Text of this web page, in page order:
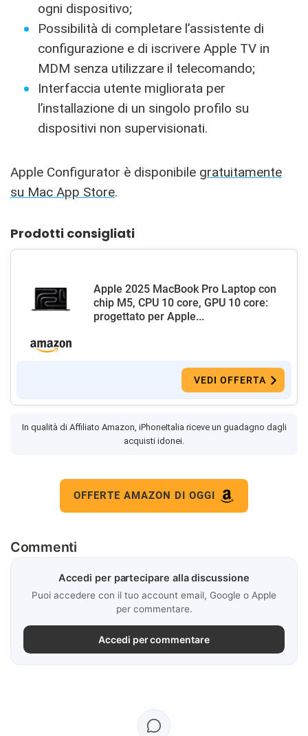
ogni dispositivo;
Possibilità di completare l’assistente di
configurazione e di iscrivere Apple TV in
MDM senza utilizzare il telecomando;
Interfaccia utente migliorata per
l’installazione di un singolo profilo su
dispositivi non supervisionati.
Apple Configurator è disponibile gratuitamente
su Mac App Store.
Prodotti consigliati
Apple 2025 MacBook Pro Laptop con
chip M5, CPU 10 core, GPU 10 core:
progettato per Apple...
VEDI OFFERTA
In qualità di Affiliato Amazon, iPhoneItalia riceve un guadagno dagli
acquisti idonei.
OFFERTE AMAZON DI OGGI
Commenti
Accedi per partecipare alla discussione
Puoi accedere con il tuo account email, Google o Apple
per commentare.
Accedi per commentare